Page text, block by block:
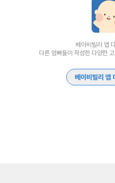
베이비빌리 앱
다른 엄빠들이 작성한 다양한
베이비빌리 앱